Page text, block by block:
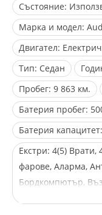
Състояние:
Марка и модел:
Двигател:
Тип: Седан
Пробег: 9 863 км.
Батерия пробег:
Батерия капацитет:
Екстри: 4(5) Врати,
фарове, Аларма,
Бордкомпютър,
възглавници -